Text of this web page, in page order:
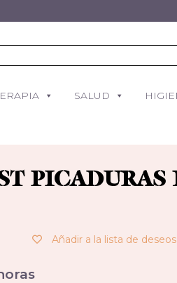
SALUD
PICADURAS
Añadir a la lista de deseos